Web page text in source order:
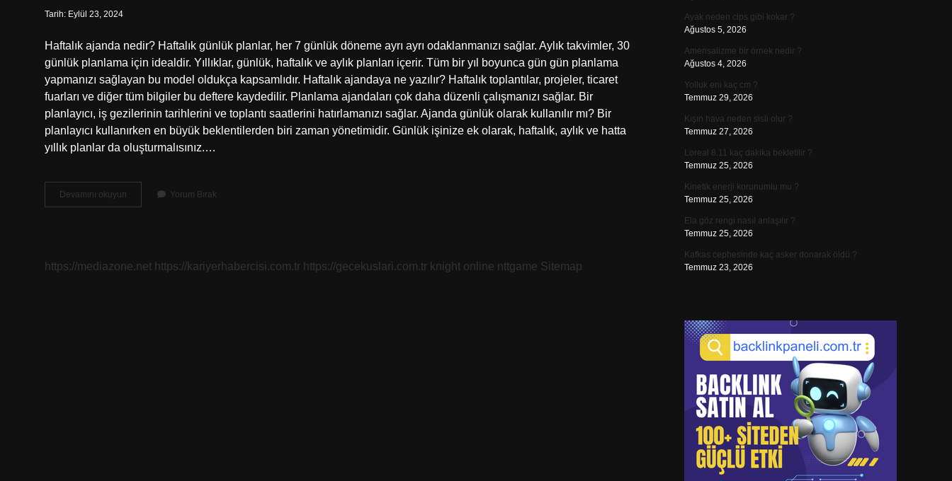
Tarih: Eylül 23, 2024
Haftalık ajanda nedir? Haftalık günlük planlar, her 7 günlük döneme ayrı ayrı odaklanmanızı sağlar. Aylık takvimler, 30
günlük planlama için idealdir. Yıllıklar, günlük, haftalık ve aylık planları içerir. Tüm bir yıl boyunca gün gün planlama
yapmanızı sağlayan bu model oldukça kapsamlıdır. Haftalık ajandaya ne yazılır? Haftalık toplantılar, projeler, ticaret
fuarları ve diğer tüm bilgiler bu deftere kaydedilir. Planlama ajandaları çok daha düzenli çalışmanızı sağlar. Bir
planlayıcı, iş gezilerinin tarihlerini ve toplantı saatlerini hatırlamanızı sağlar. Ajanda günlük olarak kullanılır mı? Bir
planlayıcı kullanırken en büyük beklentilerden biri zaman yönetimidir. Günlük işinize ek olarak, haftalık, aylık ve hatta
yıllık planlar da oluşturmalısınız.…
Devamını okuyun
Ajanda
Yorum Bırak
https://mediazone.net https://kariyerhabercisi.com.tr https://gecekuslari.com.tr knight online nttgame Sitemap
Ayak neden cips gibi kokar ?
Ağustos 5, 2026
Amensalizme bir örnek nedir ?
Ağustos 4, 2026
Yolluk eni kaç cm ?
Temmuz 29, 2026
Kışın hava neden sisli olur ?
Temmuz 27, 2026
Loreal 8.11 kaç dakika bekletilir ?
Temmuz 25, 2026
Kinetik enerji korunumlu mu ?
Temmuz 25, 2026
Ela göz rengi nasıl anlaşılır ?
Temmuz 25, 2026
Kafkas cephesinde kaç asker donarak öldü ?
Temmuz 23, 2026